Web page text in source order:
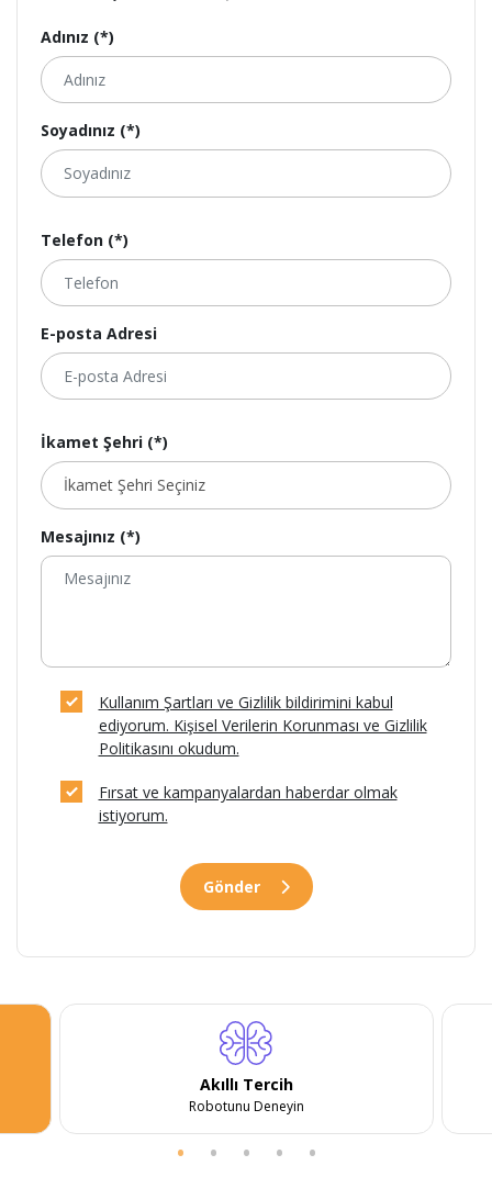
Adınız (*)
Soyadınız (*)
Telefon (*)
E-posta Adresi
İkamet Şehri (*)
Mesajınız (*)
Kullanım Şartları ve Gizlilik bildirimini kabul
ediyorum. Kişisel Verilerin Korunması ve Gizlilik
Politikasını okudum.
Fırsat ve kampanyalardan haberdar olmak
istiyorum.
Gönder
Akıllı Tercih
Robotunu Deneyin